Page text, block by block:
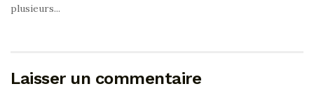
plusieurs...
Laisser un commentaire